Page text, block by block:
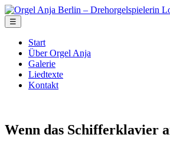
☰
Start
Über Orgel Anja
Galerie
Liedtexte
Kontakt
Wenn das Schifferklavier